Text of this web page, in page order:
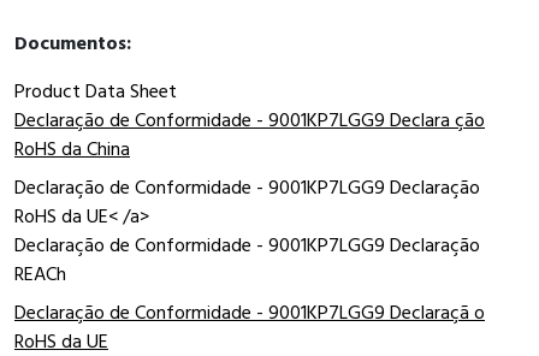
Documentos:
Product Data Sheet
Declaração de Conformidade - 9001KP7LGG9 Declara ção
RoHS da China
Declaração de Conformidade - 9001KP7LGG9 Declaração
RoHS da UE< /a>
Declaração de Conformidade - 9001KP7LGG9 Declaração
REACh
Declaração de Conformidade - 9001KP7LGG9 Declaraçã o
RoHS da UE